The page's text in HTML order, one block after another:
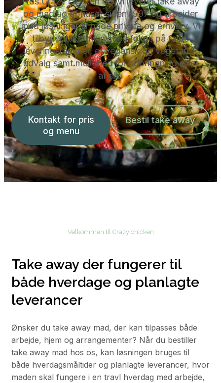
og mad ud af huset siden 1997 og arbejder
med løsninger til både private og erhverv. Vi
tilbyder take away med fokus på faste
leveringsrammer, et vegansk og vegetarisk
udvalg samt mulighed for udbringning efter
aftale.
Kontakt for pris
og menu
Bestil take away
Velkommen til Crazy chicken
Take away der fungerer til
både hverdage og planlagte
leverancer
Ønsker du take away mad, der kan tilpasses både
arbejde, hjem og arrangementer? Når du bestiller
take away mad hos os, kan løsningen bruges til
både hverdagsmåltider og planlagte leverancer, hvor
maden skal fungere i en travl hverdag med arbejde,